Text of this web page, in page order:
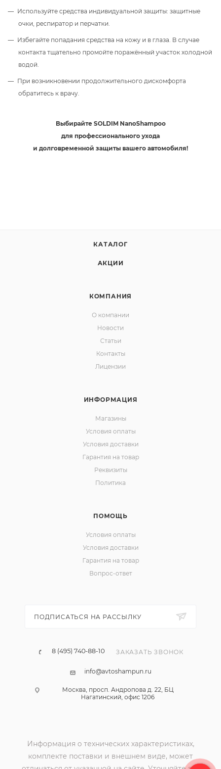
Используйте средства индивидуальной защиты: защитные
очки, респиратор и перчатки.
Избегайте попадания средства на кожу и в глаза. В случае
контакта тщательно промойте поражённый участок холодной
водой.
При возникновении продолжительного дискомфорта
обратитесь к врачу.
Выбирайте SOLDIM NanoShampoo
для профессионального ухода
и долговременной защиты вашего автомобиля!
КАТАЛОГ
АКЦИИ
КОМПАНИЯ
О компании
Новости
Статьи
Контакты
Лицензии
ИНФОРМАЦИЯ
Магазины
Условия оплаты
Условия доставки
Гарантия на товар
Реквизиты
Политика
ПОМОЩЬ
Условия оплаты
Условия доставки
Гарантия на товар
Вопрос-ответ
ПОДПИСАТЬСЯ НА РАССЫЛКУ
8 (495) 740-88-10 ЗАКАЗАТЬ ЗВОНОК
info@avtoshampun.ru
Москва, просп. Андропова д. 22, БЦ
Нагатинский, офис 1206
Информация о технических характеристиках,
комплекте поставки и внешнем виде, может